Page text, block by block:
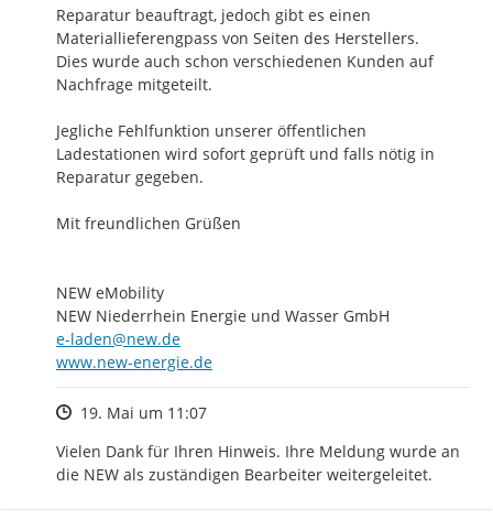
Reparatur beauftragt, jedoch gibt es einen
Materiallieferengpass von Seiten des Herstellers.
Dies wurde auch schon verschiedenen Kunden auf
Nachfrage mitgeteilt.
Jegliche Fehlfunktion unserer öffentlichen
Ladestationen wird sofort geprüft und falls nötig in
Reparatur gegeben.
Mit freundlichen Grüßen
NEW eMobility
e-laden@new.de
http://
www.new-energie.de
Zeitpunkt des Erstellens
19. Mai um 11:07
Vielen Dank für Ihren Hinweis. Ihre Meldung wurde an
die NEW als zuständigen Bearbeiter weitergeleitet.